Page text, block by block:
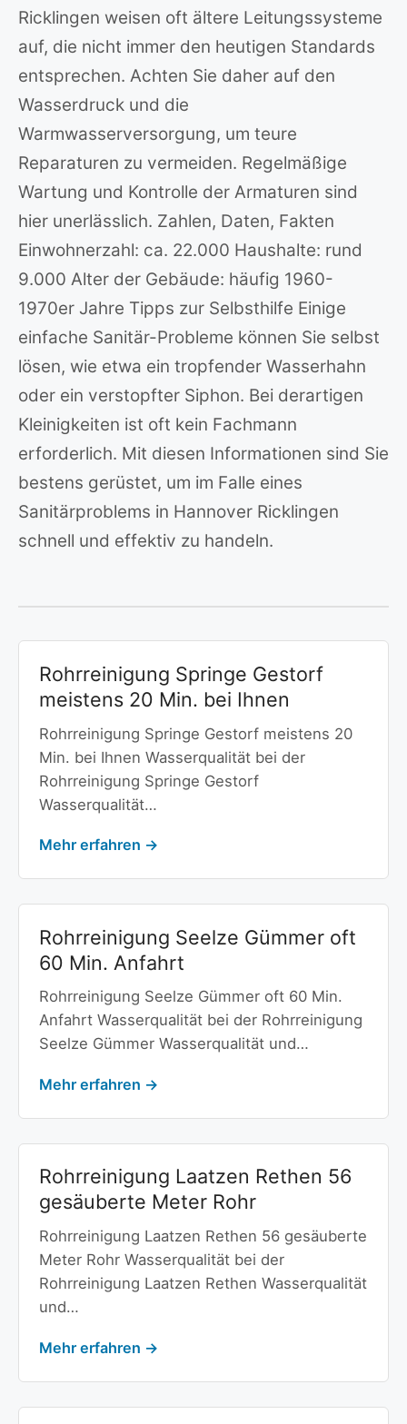
Ricklingen weisen oft ältere Leitungssysteme
auf, die nicht immer den heutigen Standards
entsprechen. Achten Sie daher auf den
Wasserdruck und die
Warmwasserversorgung, um teure
Reparaturen zu vermeiden. Regelmäßige
Wartung und Kontrolle der Armaturen sind
hier unerlässlich. Zahlen, Daten, Fakten
Einwohnerzahl: ca. 22.000 Haushalte: rund
9.000 Alter der Gebäude: häufig 1960-
1970er Jahre Tipps zur Selbsthilfe Einige
einfache Sanitär-Probleme können Sie selbst
lösen, wie etwa ein tropfender Wasserhahn
oder ein verstopfter Siphon. Bei derartigen
Kleinigkeiten ist oft kein Fachmann
erforderlich. Mit diesen Informationen sind Sie
bestens gerüstet, um im Falle eines
Sanitärproblems in Hannover Ricklingen
schnell und effektiv zu handeln.
Rohrreinigung Springe Gestorf
meistens 20 Min. bei Ihnen
Rohrreinigung Springe Gestorf meistens 20
Min. bei Ihnen Wasserqualität bei der
Rohrreinigung Springe Gestorf
Wasserqualität…
Mehr erfahren →
Rohrreinigung Seelze Gümmer oft
60 Min. Anfahrt
Rohrreinigung Seelze Gümmer oft 60 Min.
Anfahrt Wasserqualität bei der Rohrreinigung
Seelze Gümmer Wasserqualität und…
Mehr erfahren →
Rohrreinigung Laatzen Rethen 56
gesäuberte Meter Rohr
Rohrreinigung Laatzen Rethen 56 gesäuberte
Meter Rohr Wasserqualität bei der
Rohrreinigung Laatzen Rethen Wasserqualität
und…
Mehr erfahren →